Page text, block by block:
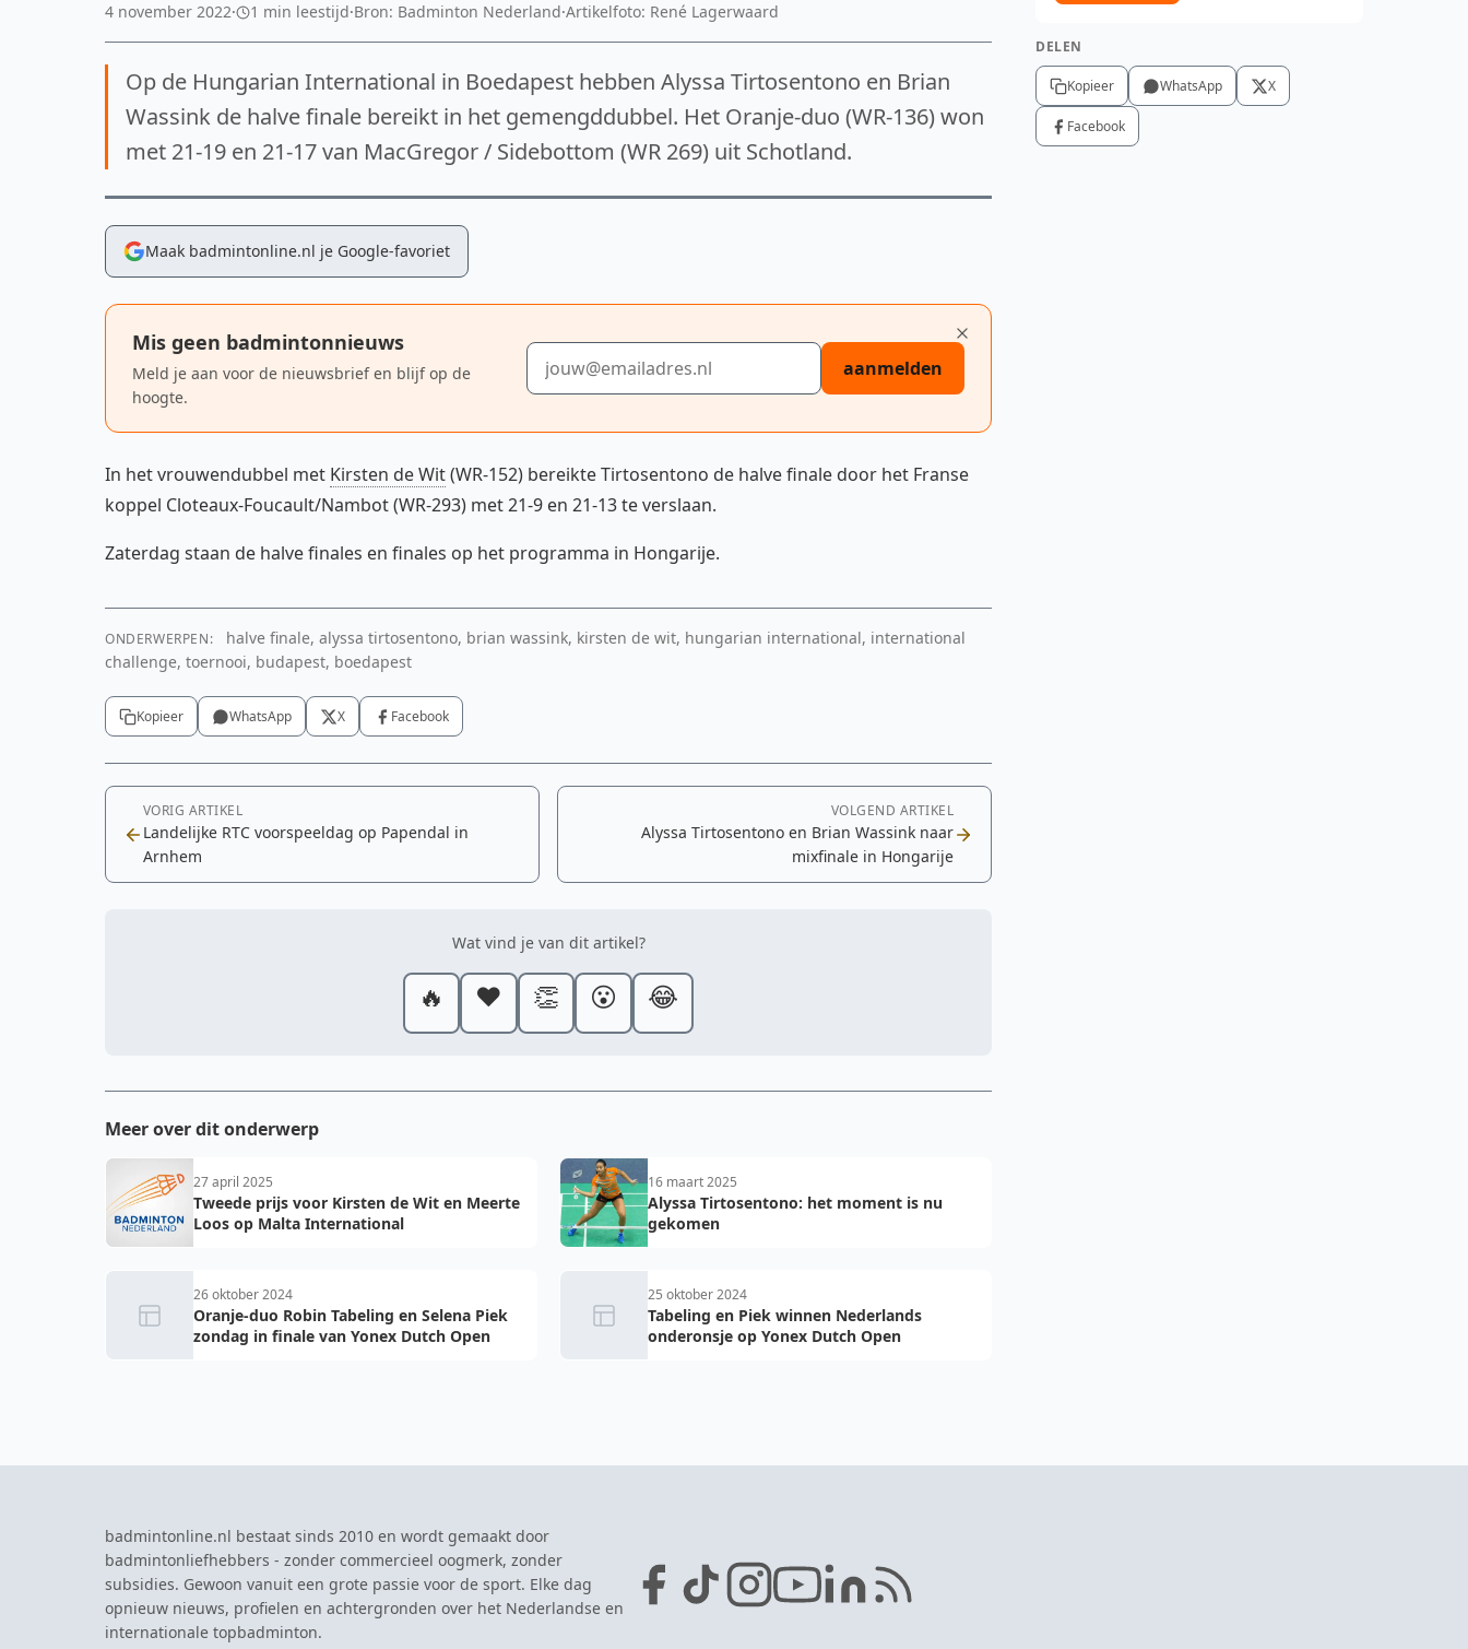
4 november 2022· 1 min leestijd·Bron: Badminton Nederland·Artikelfoto: René Lagerwaard
Op de Hungarian International in Boedapest hebben Alyssa Tirtosentono en Brian
Wassink de halve finale bereikt in het gemengddubbel. Het Oranje-duo (WR-136) won
met 21-19 en 21-17 van MacGregor / Sidebottom (WR 269) uit Schotland.
Maak badmintonline.nl je Google-favoriet
Mis geen badmintonnieuws
Meld je aan voor de nieuwsbrief en blijf op de
hoogte.
E-mailadres
aanmelden
In het vrouwendubbel met Kirsten de Wit(WR-152) bereikte Tirtosentono de halve finale door het Franse
koppel Cloteaux-Foucault/Nambot (WR-293) met 21-9 en 21-13 te verslaan.
Zaterdag staan de halve finales en finales op het programma in Hongarije.
ONDERWERPEN:
halve finale, alyssa tirtosentono, brian wassink, kirsten de wit, hungarian international, international
challenge, toernooi, budapest, boedapest
Kopieer WhatsApp X Facebook
VORIG ARTIKEL
Landelijke RTC voorspeeldag op Papendal in
Arnhem
VOLGEND ARTIKEL
Alyssa Tirtosentono en Brian Wassink naar
mixfinale in Hongarije
Wat vind je van dit artikel?
🔥 ❤️ 👏 😮 😂
Meer over dit onderwerp
27 april 2025
Tweede prijs voor Kirsten de Wit en Meerte
Loos op Malta International
16 maart 2025
Alyssa Tirtosentono: het moment is nu
gekomen
26 oktober 2024
Oranje-duo Robin Tabeling en Selena Piek
zondag in finale van Yonex Dutch Open
25 oktober 2024
Tabeling en Piek winnen Nederlands
onderonsje op Yonex Dutch Open
DELEN
Kopieer WhatsApp X
Facebook
badmintonline.nl bestaat sinds 2010 en wordt gemaakt door
badmintonliefhebbers - zonder commercieel oogmerk, zonder
subsidies. Gewoon vanuit een grote passie voor de sport. Elke dag
opnieuw nieuws, profielen en achtergronden over het Nederlandse en
internationale topbadminton.